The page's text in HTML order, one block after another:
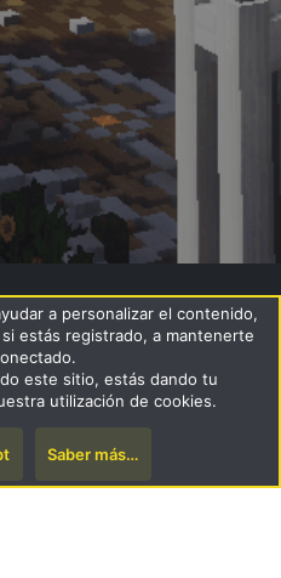
Ayuda
R
S
® © 2010-2024 XenForo Ltd.
a personalizar el contenido,
estás registrado, a mantenerte
este sitio, estás dando tu
utilización de cookies.
Saber más…